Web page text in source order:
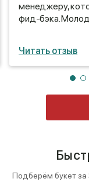
менеджеру,
фид-бэка.
Читать отзыв
Подберём букет за